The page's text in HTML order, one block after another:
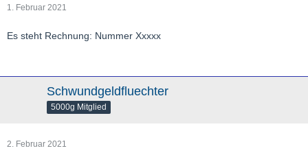
1. Februar 2021
Es steht Rechnung: Nummer Xxxxx
Schwundgeldfluechter
5000g Mitglied
2. Februar 2021